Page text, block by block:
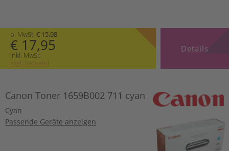
o. MwSt. € 15,08
€ 17,95
inkl. MwSt.
zzgl. Versand
Details
Canon Toner 1659B002 711 cyan
Cyan
Passende Geräte anzeigen